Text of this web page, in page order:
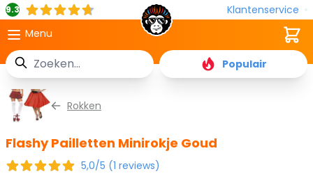
9.3
Klantenservice
Menu
Zoek
Populair
Cart
Rokken
Flashy Pailletten Minirokje Goud
5,0/5 (1 reviews)